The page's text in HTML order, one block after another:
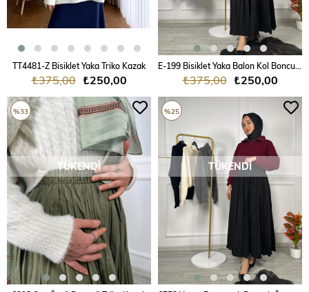
TT4481-Z Bisiklet Yaka Triko Kazak
₺250,00
₺375,00
E-199 Bisiklet Yaka Balon Kol Boncuk Örme Triko Kazak
₺250,00
₺375,00
TÜKENDI
%33
TÜKENDI
%25